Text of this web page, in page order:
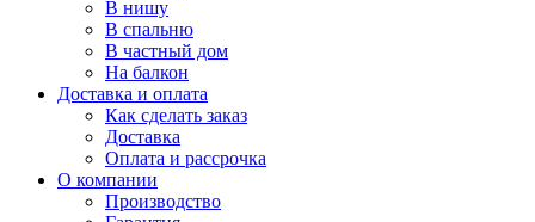
В нишу
В спальню
В частный дом
На балкон
Доставка и оплата
Как сделать заказ
Доставка
Оплата и рассрочка
О компании
Производство